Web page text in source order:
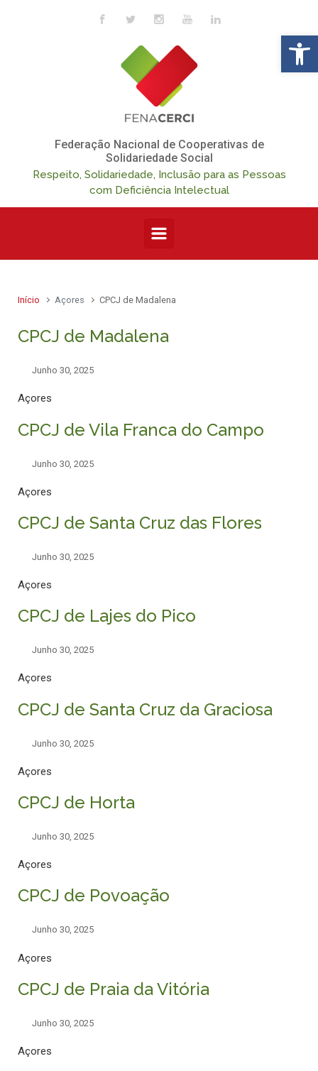
Skip to main content
Federação Nacional de Cooperativas de
Solidariedade Social
Respeito, Solidariedade, Inclusão para as Pessoas
com Deficiência Intelectual
Início Açores CPCJ de Madalena
CPCJ de Madalena
Junho 30, 2025
Açores
CPCJ de Vila Franca do Campo
Junho 30, 2025
Açores
CPCJ de Santa Cruz das Flores
Junho 30, 2025
Açores
CPCJ de Lajes do Pico
Junho 30, 2025
Açores
CPCJ de Santa Cruz da Graciosa
Junho 30, 2025
Açores
CPCJ de Horta
Junho 30, 2025
Açores
CPCJ de Povoação
Junho 30, 2025
Açores
CPCJ de Praia da Vitória
Junho 30, 2025
Açores